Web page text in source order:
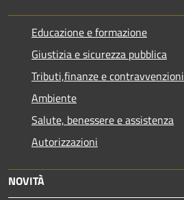
Educazione e formazione
Giustizia e sicurezza pubblica
Tributi,finanze e contravvenzioni
Ambiente
Salute, benessere e assistenza
Autorizzazioni
NOVITÀ